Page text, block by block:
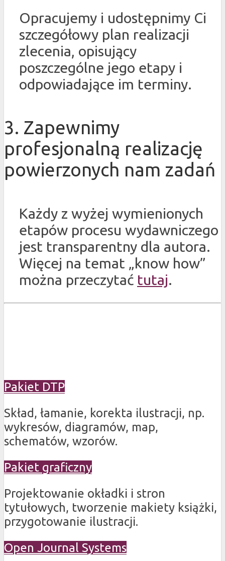
Opracujemy i udostępnimy Ci
szczegółowy plan realizacji
zlecenia, opisujący
poszczególne jego etapy i
odpowiadające im terminy.
3. Zapewnimy
profesjonalną realizację
powierzonych nam zadań
Każdy z wyżej wymienionych
etapów procesu wydawniczego
jest transparentny dla autora.
Więcej na temat „know how”
można przeczytać tutaj.
Pakiet DTP
Skład, łamanie, korekta ilustracji, np.
wykresów, diagramów, map,
schematów, wzorów.
Pakiet graficzny
Projektowanie okładki i stron
tytułowych, tworzenie makiety książki,
przygotowanie ilustracji.
Open Journal Systems